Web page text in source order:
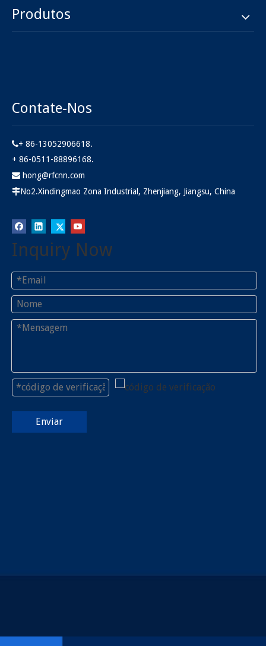
Produtos
Contate-Nos
+ 86-13052906618.
+ 86-0511-88896168.
 hong@rfcnn.com
No2.Xindingmao Zona Industrial, Zhenjiang, Jiangsu, China
Inquiry Now
Enviar